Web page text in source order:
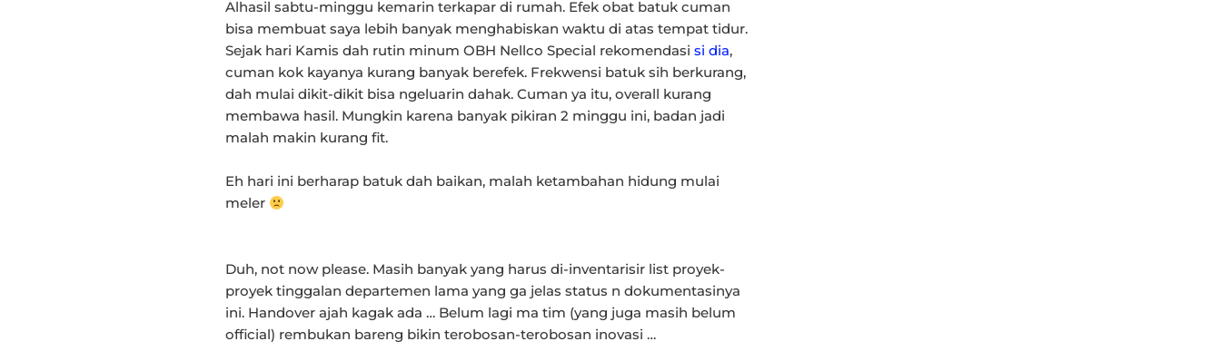
Alhasil sabtu-minggu kemarin terkapar di rumah. Efek obat batuk cuman
bisa membuat saya lebih banyak menghabiskan waktu di atas tempat tidur.
Sejak hari Kamis dah rutin minum OBH Nellco Special rekomendasi si dia,
cuman kok kayanya kurang banyak berefek. Frekwensi batuk sih berkurang,
dah mulai dikit-dikit bisa ngeluarin dahak. Cuman ya itu, overall kurang
membawa hasil. Mungkin karena banyak pikiran 2 minggu ini, badan jadi
malah makin kurang fit.
Eh hari ini berharap batuk dah baikan, malah ketambahan hidung mulai
meler
Duh, not now please. Masih banyak yang harus di-inventarisir list proyek-
proyek tinggalan departemen lama yang ga jelas status n dokumentasinya
ini. Handover ajah kagak ada … Belum lagi ma tim (yang juga masih belum
official) rembukan bareng bikin terobosan-terobosan inovasi …